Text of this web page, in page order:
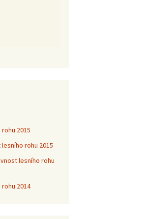
2015
rohu 2015
lesního rohu
2014